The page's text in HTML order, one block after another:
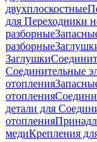
двухплоскостные
для Переходники
разборные
разборные
Заглушки
Соединительные
отопления
отопления
детали для
отопления
медиКрепления